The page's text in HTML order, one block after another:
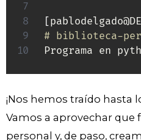
[
# biblioteca-
Programa en
¡Nos hemos traído hasta
Vamos a aprovechar que
personal y, de paso,